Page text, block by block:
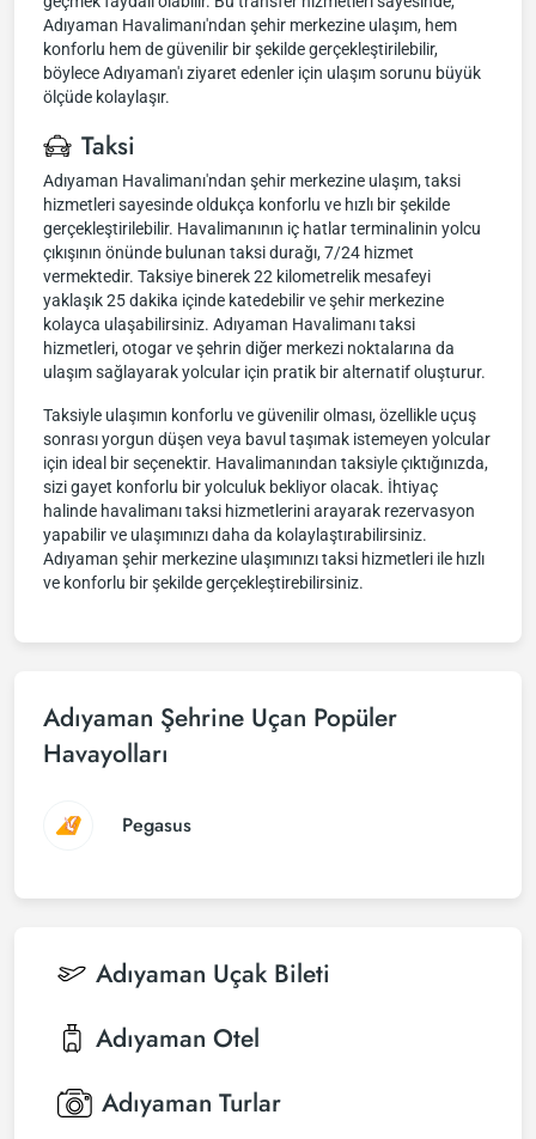
Adıyaman Havalimanı'ndan şehir merkezine ulaşım, hem
konforlu hem de güvenilir bir şekilde gerçekleştirilebilir,
böylece Adıyaman'ı ziyaret edenler için ulaşım sorunu büyük
ölçüde kolaylaşır.
Taksi
Adıyaman Havalimanı'ndan şehir merkezine ulaşım, taksi
hizmetleri sayesinde oldukça konforlu ve hızlı bir şekilde
gerçekleştirilebilir. Havalimanının iç hatlar terminalinin yolcu
çıkışının önünde bulunan taksi durağı, 7/24 hizmet
vermektedir. Taksiye binerek 22 kilometrelik mesafeyi
yaklaşık 25 dakika içinde katedebilir ve şehir merkezine
kolayca ulaşabilirsiniz. Adıyaman Havalimanı taksi
hizmetleri, otogar ve şehrin diğer merkezi noktalarına da
ulaşım sağlayarak yolcular için pratik bir alternatif oluşturur.
Taksiyle ulaşımın konforlu ve güvenilir olması, özellikle uçuş
sonrası yorgun düşen veya bavul taşımak istemeyen yolcular
için ideal bir seçenektir. Havalimanından taksiyle çıktığınızda,
sizi gayet konforlu bir yolculuk bekliyor olacak. İhtiyaç
halinde havalimanı taksi hizmetlerini arayarak rezervasyon
yapabilir ve ulaşımınızı daha da kolaylaştırabilirsiniz.
Adıyaman şehir merkezine ulaşımınızı taksi hizmetleri ile hızlı
ve konforlu bir şekilde gerçekleştirebilirsiniz.
Adıyaman Şehrine Uçan Popüler
Havayolları
Pegasus
Adıyaman Uçak Bileti
Adıyaman Otel
Adıyaman Turlar